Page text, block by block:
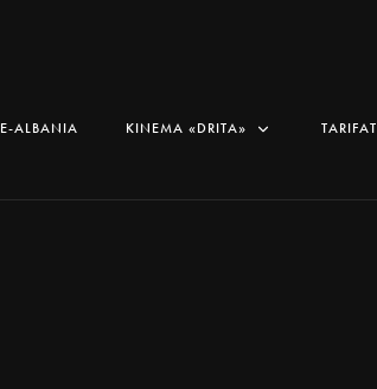
E-ALBANIA KINEMA «DRITA» TARIFAT